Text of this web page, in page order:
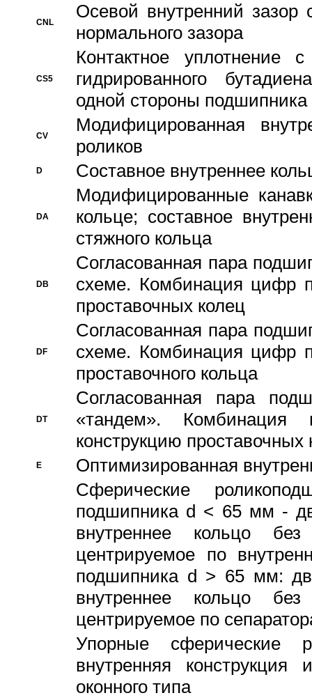
CNL
Осевой внутренний зазор
нормального зазора
CS5
Контактное уплотнение
гидрированного
одной стороны подшипника
CV
Модифицированная
роликов
D Составное внутреннее
DA
Модифицированные
кольце; составное
стяжного кольца
DB
Согласованная пара
схеме. Комбинация цифр
проставочных колец
DF
Согласованная пара
схеме. Комбинация цифр
проставочного кольца
DT
Согласованная пара
«тандем».
конструкцию проставочных
E
Оптимизированная
Сферические
подшипника d < 65 мм -
внутреннее кольцо
центрируемое по
подшипника d > 65 мм:
внутреннее кольцо
центрируемое по
Упорные сферические
внутренняя
оконного типа